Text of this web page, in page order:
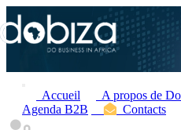
Accueil A propos de
Agenda B2B
Contacts